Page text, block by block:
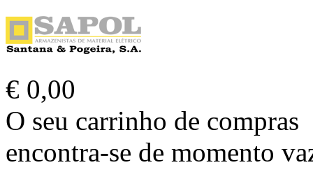
€ 0,00
O seu carrinho de compras
encontra-se de momento